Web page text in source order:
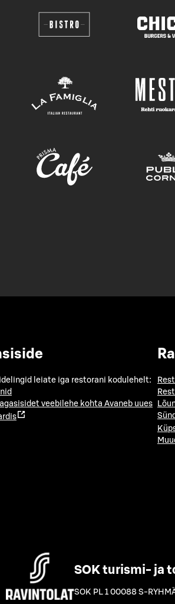
leiate iga restorani kodulehelt:
veebilehe kohta Avaneb uues
SOK turismi- ja
SOK PL 1 00088 S-